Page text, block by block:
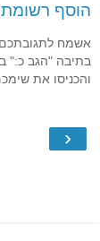
הוסף
אשמח
בתיבה "הגב כ:"
והכניסו את
‹